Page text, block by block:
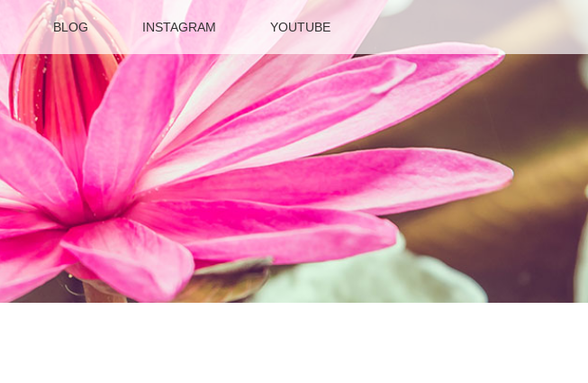
BLOG INSTAGRAM YOUTUBE